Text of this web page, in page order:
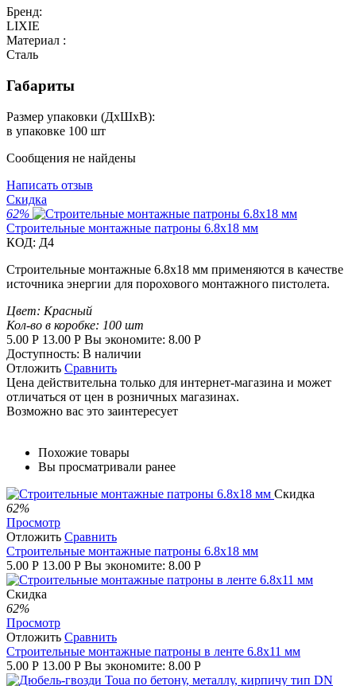
Бренд:
LIXIE
Материал :
Сталь
Габариты
Размер упаковки (ДxШxВ):
в упаковке 100 шт
Сообщения не найдены
Написать отзыв
Скидка
62%
Строительные монтажные патроны 6.8x18 мм
КОД: Д4
Строительные монтажные 6.8x18 мм применяются в качестве
источника энергии для порохового монтажного пистолета.
Цвет: Красный
Кол-во в коробке: 100 шт
5.00 Р 13.00 Р Вы экономите: 8.00 Р
Доступность: В наличии
Отложить Сравнить
Цена действительна только для интернет-магазина и может
отличаться от цен в розничных магазинах.
Возможно вас это заинтересует
Похожие товары
Вы просматривали ранее
Скидка
62%
Просмотр
Отложить Сравнить
Строительные монтажные патроны 6.8x18 мм
5.00 Р 13.00 Р Вы экономите: 8.00 Р
Скидка
62%
Просмотр
Отложить Сравнить
Строительные монтажные патроны в ленте 6.8x11 мм
5.00 Р 13.00 Р Вы экономите: 8.00 Р